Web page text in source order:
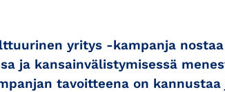
yritys -kampanja
ja kansainvälistymisessä
tavoitteena on